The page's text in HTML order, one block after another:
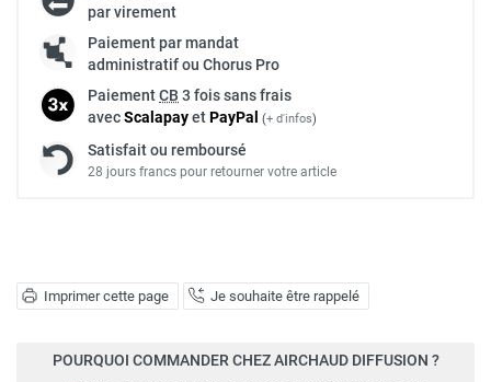
Imprimer cette page Je souhaite être rappelé
par virement
Paiement par mandat
administratif ou Chorus Pro
PaiementCB 3 fois sans frais
avecScalapayetPayPal (+ d'infos)
Satisfait ou remboursé
28 jours francs pour retourner votre article
POURQUOI COMMANDER CHEZ AIRCHAUD DIFFUSION ?